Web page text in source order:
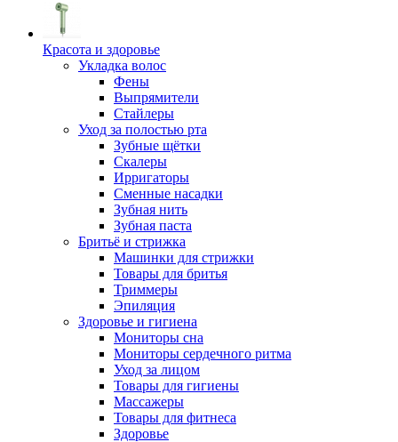
Красота и здоровье
Укладка волос
Фены
Выпрямители
Стайлеры
Уход за полостью рта
Зубные щётки
Скалеры
Ирригаторы
Сменные насадки
Зубная нить
Зубная паста
Бритьё и стрижка
Машинки для стрижки
Товары для бритья
Триммеры
Эпиляция
Здоровье и гигиена
Мониторы сна
Мониторы сердечного ритма
Уход за лицом
Товары для гигиены
Массажеры
Товары для фитнеса
Здоровье